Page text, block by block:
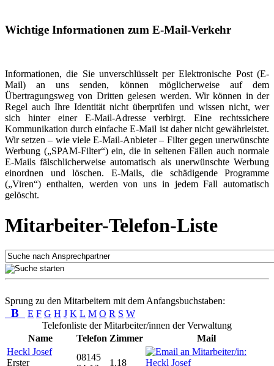
Wichtige Informationen zum E-Mail-Verkehr
Informationen, die Sie unverschlüsselt per Elektronische Post (E-
Mail) an uns senden, können möglicherweise auf dem
Übertragungsweg von Dritten gelesen werden. Wir können in der
Regel auch Ihre Identität nicht überprüfen und wissen nicht, wer
sich hinter einer E-Mail-Adresse verbirgt. Eine rechtssichere
Kommunikation durch einfache E-Mail ist daher nicht gewährleistet.
Wir setzen – wie viele E-Mail-Anbieter – Filter gegen unerwünschte
Werbung („SPAM-Filter“) ein, die in seltenen Fällen auch normale
E-Mails fälschlicherweise automatisch als unerwünschte Werbung
einordnen und löschen. E-Mails, die schädigende Programme
(„Viren“) enthalten, werden von uns in jedem Fall automatisch
gelöscht.
Mitarbeiter-Telefon-Liste
Sprung zu den Mitarbeitern mit dem Anfangsbuchstaben:
B E F G H J K L M O R S W
Telefonliste der Mitarbeiter/innen der Verwaltung
Name
Telefon Zimmer
Mail
Heckl Josef
Erster
08145
1.18